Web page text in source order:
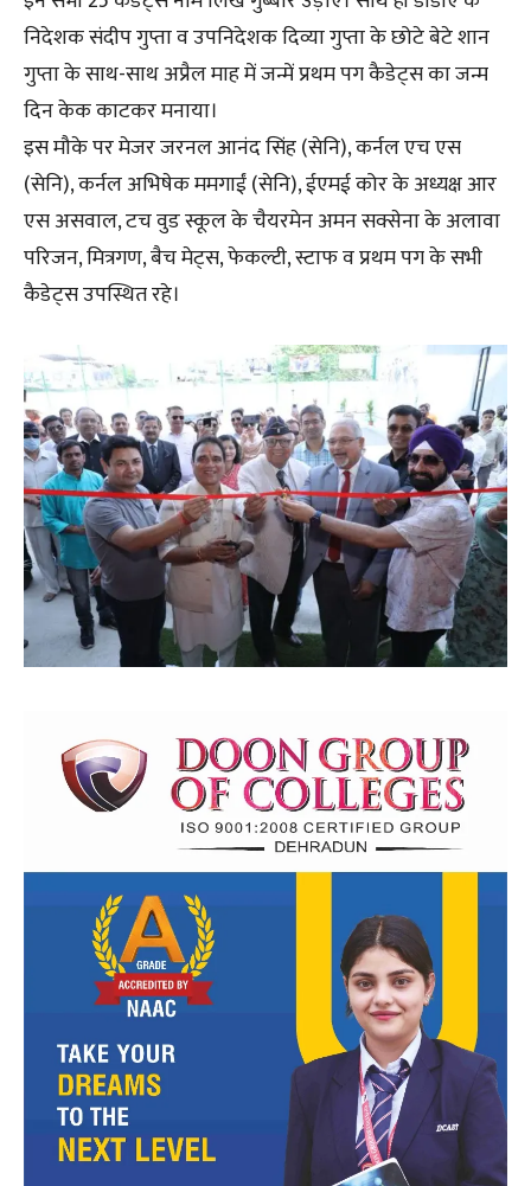
निदेशक संदीप गुप्ता व उपनिदेशक दिव्या गुप्ता के छोटे बेटे शान
गुप्ता के साथ-साथ अप्रैल माह में जन्में प्रथम पग कैडेट्स का जन्म
दिन केक काटकर मनाया।
इस मौके पर मेजर जरनल आनंद सिंह (सेनि), कर्नल एच एस
(सेनि), कर्नल अभिषेक ममगाईं (सेनि), ईएमई कोर के अध्यक्ष आर
एस असवाल, टच वुड स्कूल के चैयरमेन अमन सक्सेना के अलावा
परिजन, मित्रगण, बैच मेट्स, फेकल्टी, स्टाफ व प्रथम पग के सभी
कैडेट्स उपस्थित रहे।